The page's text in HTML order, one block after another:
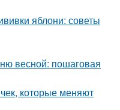
яблони: советы
весной: пошаговая
которые меняют